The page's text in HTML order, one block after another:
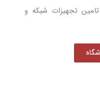
تجهیزات شبکه و